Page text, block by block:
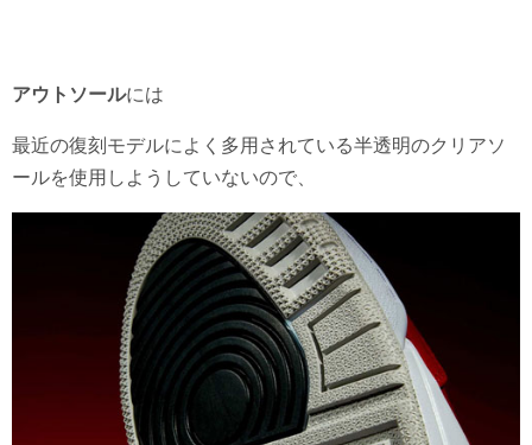
アウトソールには
最近の復刻モデルによく多用されている半透明のクリアソ
ールを使用しようしていないので、